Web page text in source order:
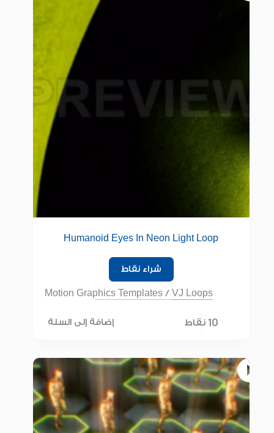
Humanoid Eyes In Neon Light Loop
شراء نقاط
Motion Graphics Templates /VJ Loops
10 نقاط إضافة إلى السلة